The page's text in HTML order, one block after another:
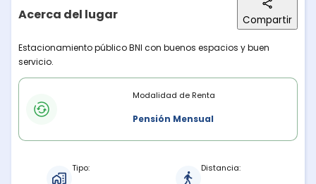
Acerca del lugar Compartir
Descripción del lugar
Estacionamiento público BNI con buenos espacios y buen
servicio.
Modalidades de rentaModalidad de Renta
Pensión Mensual
Tipo:
Distancia: